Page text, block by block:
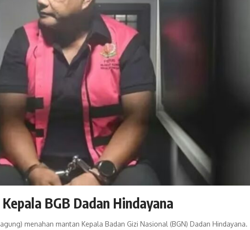
BGB Dadan Hindayana
menahan mantan Kepala Badan Gizi Nasional (BGN) Dadan Hindayana.